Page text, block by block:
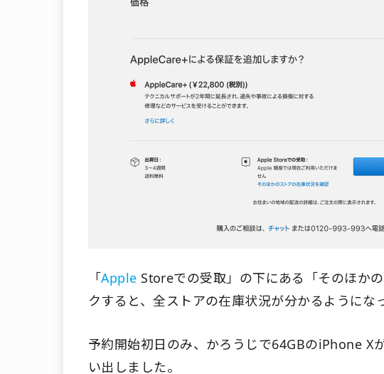
「Apple Storeでの受取」の下にある「そのほか
クすると、全ストアの在庫状況が分かるようにな
予約開始初日のみ、かろうじで64GBのiPhone X
い出しました。